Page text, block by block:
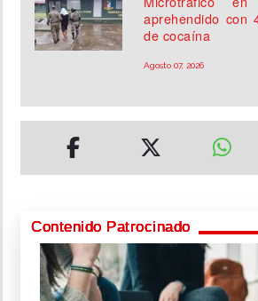
aprehendido con
de cocaína
Agosto 07, 2026
Contenido Patrocinado